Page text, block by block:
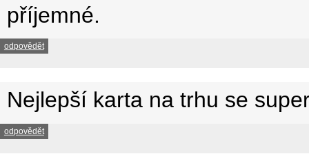
příjemné.
odpovědět
Nejlepší karta na trhu se
odpovědět